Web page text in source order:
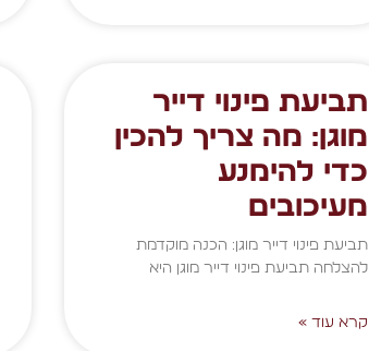
תביעת פינוי דייר
מוגן: מה צריך להכין
כדי להימנע
מעיכובים
תביעת פינוי דייר מוגן: הכנה מוקדמת
להצלחה תביעת פינוי דייר מוגן היא
קרא עוד »